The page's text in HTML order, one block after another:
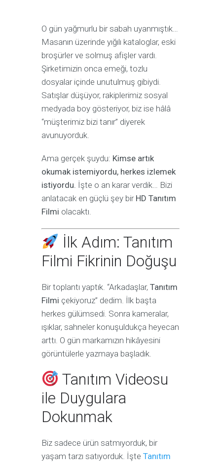
O gün yağmurlu bir sabah uyanmıştık…
Masanın üzerinde yığılı kataloglar, eski
broşürler ve solmuş afişler vardı.
Şirketimizin onca emeği, tozlu
dosyalar içinde unutulmuş gibiydi.
Satışlar düşüyor, rakiplerimiz sosyal
medyada boy gösteriyor, biz ise hâlâ
“müşterimiz bizi tanır” diyerek
avunuyorduk.
Ama gerçek şuydu: Kimse artık
okumak istemiyordu, herkes izlemek
istiyordu. İşte o an karar verdik… Bizi
anlatacak en güçlü şey bir HD Tanıtım
Filmi olacaktı.
İlk Adım: Tanıtım
Filmi Fikrinin Doğuşu
Bir toplantı yaptık. “Arkadaşlar, Tanıtım
Filmi çekiyoruz” dedim. İlk başta
herkes gülümsedi. Sonra kameralar,
ışıklar, sahneler konuşuldukça heyecan
arttı. O gün markamızın hikâyesini
görüntülerle yazmaya başladık.
Tanıtım Videosu
ile Duygulara
Dokunmak
Biz sadece ürün satmıyorduk, bir
yaşam tarzı satıyorduk. İşte Tanıtım